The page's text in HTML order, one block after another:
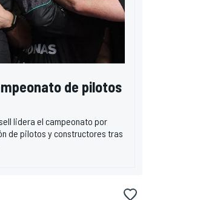
de pilotos
lidera el campeonato por
de pilotos y constructores tras